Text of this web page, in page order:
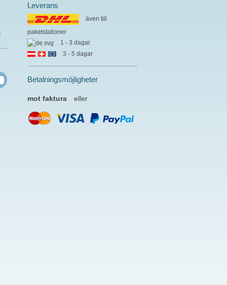
Leverans
även till
paketstationer
1 - 3 dagar
3 - 5 dagar
Betalningsmöjligheter
mot faktura eller